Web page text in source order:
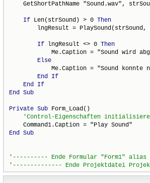
GetShortPathName "Sound.wav",
If Len(strSound) > 0 Then
lngResult =
If lngResult <> 0 Then
Me.Caption = "Sound wird
Else
Me.Caption = "Sound konnte
End
If
End
If
End Sub
Private Sub Form_Load()
End Sub